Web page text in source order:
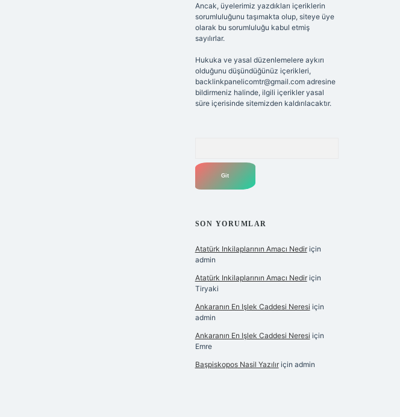
Ancak, üyelerimiz yazdıkları içeriklerin
sorumluluğunu taşımakta olup, siteye üye
olarak bu sorumluluğu kabul etmiş
sayılırlar.
Hukuka ve yasal düzenlemelere aykırı
olduğunu düşündüğünüz içerikleri,
backlinkpanelicomtr@gmail.comadresine
bildirmeniz halinde, ilgili içerikler yasal
süre içerisinde sitemizden kaldırılacaktır.
SON YORUMLAR
Atatürk Inkilaplarının Amacı Nediriçin
admin
Atatürk Inkilaplarının Amacı Nediriçin
Tiryaki
Ankaranın En Işlek Caddesi Neresi için
admin
Ankaranın En Işlek Caddesi Neresi için
Emre
Başpiskopos Nasil Yazılıriçin admin